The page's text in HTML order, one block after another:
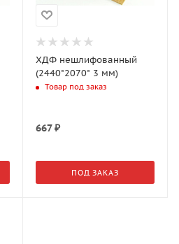
ХДФ нешлифованный
(2440*2070* 3 мм)
Товар под заказ
667₽
ПОД ЗАКАЗ